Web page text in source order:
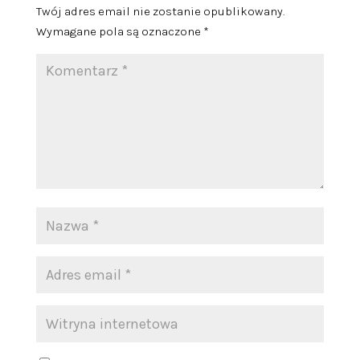
Twój adres email nie zostanie opublikowany.
Wymagane pola są oznaczone *